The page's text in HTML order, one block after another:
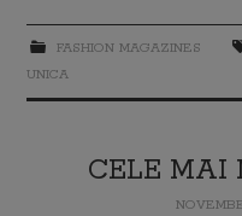
FASHION MAGAZINES
UNICA
CELE MAI